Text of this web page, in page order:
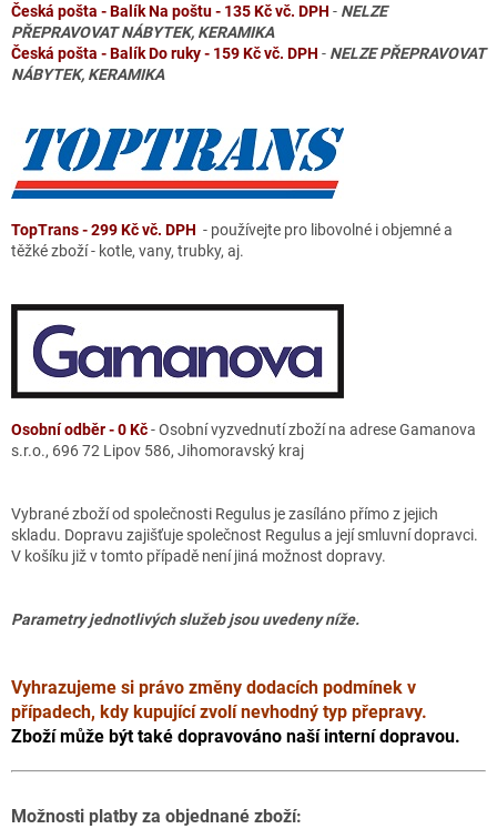
Česká pošta - Balík Na poštu - 135 Kč vč. DPH - NELZE
PŘEPRAVOVAT NÁBYTEK, KERAMIKA
Česká pošta - Balík Do ruky - 159 Kč vč. DPH - NELZE PŘEPRAVOVAT
NÁBYTEK, KERAMIKA
TopTrans - 299 Kč vč. DPH - používejte pro libovolné i objemné a
těžké zboží - kotle, vany, trubky, aj.
Osobní odběr - 0 Kč- Osobní vyzvednutí zboží na adrese Gamanova
s.r.o., 696 72 Lipov 586, Jihomoravský kraj
Vybrané zboží od společnosti Regulus je zasíláno přímo z jejich
skladu. Dopravu zajišťuje společnost Regulus a její smluvní dopravci.
V košíku již v tomto případě není jiná možnost dopravy.
Parametry jednotlivých služeb jsou uvedeny níže.
Vyhrazujeme si právo změny dodacích podmínek v
případech, kdy kupující zvolí nevhodný typ přepravy.
Zboží může být také dopravováno naší interní dopravou.
Možnosti platby za objednané zboží: